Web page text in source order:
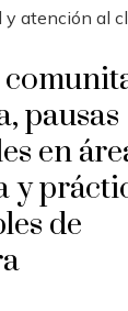
y atención al
pausas
en
y
de